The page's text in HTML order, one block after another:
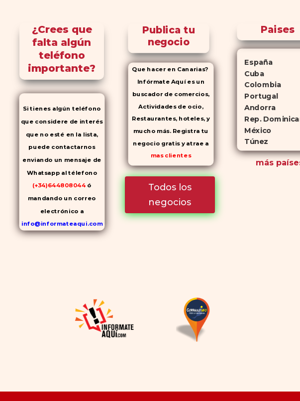
¿Crees que
falta algún
teléfono
importante?
Si tienes algún teléfono
que considere de interés
que no esté en la lista,
puede contactarnos
enviando un mensaje de
Whatsapp al télefono
(+34)644808044 ó
mandando un correo
electrónico a
info@informateaqui.com
Mientras que antes la
permitido la producción de
alternativas genéricas tanto
Publica tu
negocio
Que hacer en Canarias?
Infórmate Aquí es un
buscador de comercios,
Actividades de ocio,
Restaurantes, hoteles, y
mucho más. Registra tu
negocio gratis y atrae a
mas clientes
Todos los
negocios
Paises
España
Cuba
Colombia
Portugal
Andorra
Rep.
México
Túnez
más